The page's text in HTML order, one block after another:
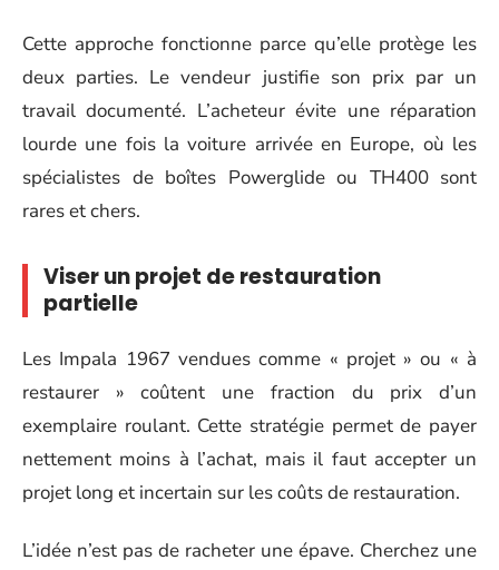
Cette approche fonctionne parce qu’elle protège les
deux parties. Le vendeur justifie son prix par un
travail documenté. L’acheteur évite une réparation
lourde une fois la voiture arrivée en Europe, où les
spécialistes de boîtes Powerglide ou TH400 sont
rares et chers.
Viser un projet de restauration
partielle
Les Impala 1967 vendues comme « projet » ou « à
restaurer » coûtent une fraction du prix d’un
exemplaire roulant. Cette stratégie permet de payer
nettement moins à l’achat, mais il faut accepter un
projet long et incertain sur les coûts de restauration.
L’idée n’est pas de racheter une épave. Cherchez une